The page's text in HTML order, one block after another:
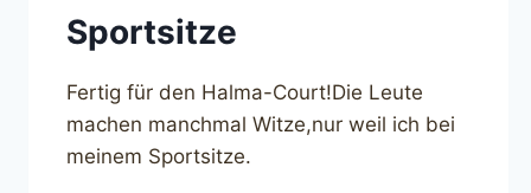
Sportsitze
Fertig für den Halma-Court!Die Leute
machen manchmal Witze,nur weil ich bei
meinem Sportsitze.